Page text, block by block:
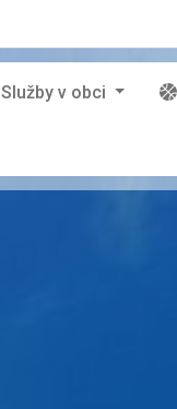
Služby v obci